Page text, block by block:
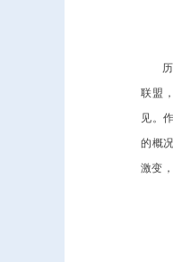
联盟
见。
的概
激变